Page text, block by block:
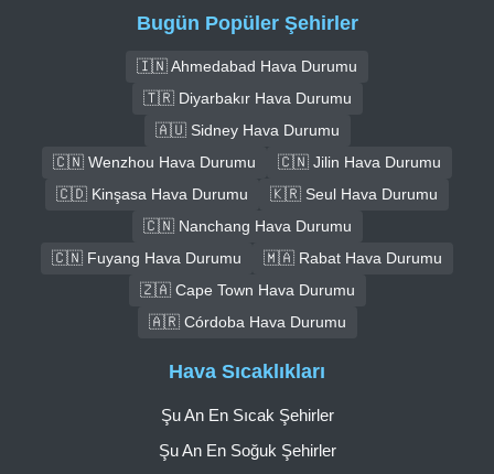
Bugün Popüler Şehirler
🇮🇳 Ahmedabad Hava Durumu
🇹🇷 Diyarbakır Hava Durumu
🇦🇺 Sidney Hava Durumu
🇨🇳 Wenzhou Hava Durumu
🇨🇳 Jilin Hava Durumu
🇨🇩 Kinşasa Hava Durumu
🇰🇷 Seul Hava Durumu
🇨🇳 Nanchang Hava Durumu
🇨🇳 Fuyang Hava Durumu
🇲🇦 Rabat Hava Durumu
🇿🇦 Cape Town Hava Durumu
🇦🇷 Córdoba Hava Durumu
Hava Sıcaklıkları
Şu An En Sıcak Şehirler
Şu An En Soğuk Şehirler